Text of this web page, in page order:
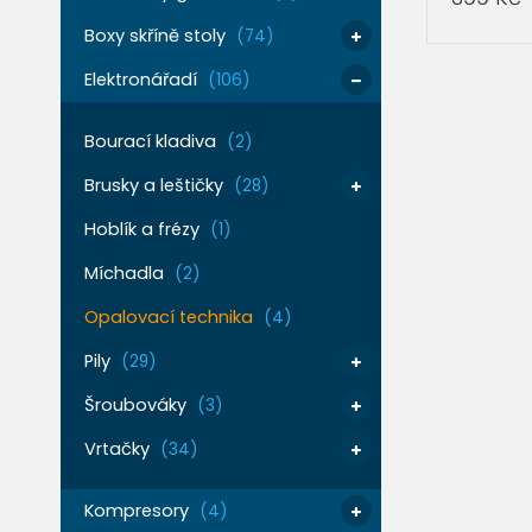
Boxy skříně stoly (74)
Elektronářadí (106)
Bourací kladiva (2)
Brusky a leštičky (28)
Hoblík a frézy (1)
Míchadla (2)
Opalovací technika (4)
Pily (29)
Šroubováky (3)
Vrtačky (34)
Kompresory (4)